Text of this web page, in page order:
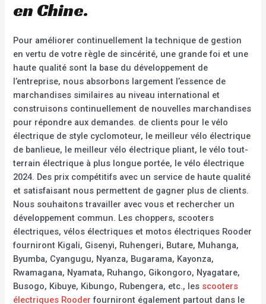
en Chine.
Pour améliorer continuellement la technique de gestion
en vertu de votre règle de sincérité, une grande foi et une
haute qualité sont la base du développement de
l’entreprise, nous absorbons largement l’essence de
marchandises similaires au niveau international et
construisons continuellement de nouvelles marchandises
pour répondre aux demandes. de clients pour le vélo
électrique de style cyclomoteur, le meilleur vélo électrique
de banlieue, le meilleur vélo électrique pliant, le vélo tout-
terrain électrique à plus longue portée, le vélo électrique
2024. Des prix compétitifs avec un service de haute qualité
et satisfaisant nous permettent de gagner plus de clients.
Nous souhaitons travailler avec vous et rechercher un
développement commun. Les choppers, scooters
électriques, vélos électriques et motos électriques Rooder
fourniront Kigali, Gisenyi, Ruhengeri, Butare, Muhanga,
Byumba, Cyangugu, Nyanza, Bugarama, Kayonza,
Rwamagana, Nyamata, Ruhango, Gikongoro, Nyagatare,
Busogo, Kibuye, Kibungo, Rubengera, etc., les scooters
électriques Rooder fourniront également partout dans le